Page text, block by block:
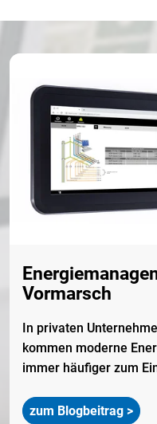
Vormarsch
In privaten
kommen moderne
immer häufiger zum
zum Blogbeitrag >